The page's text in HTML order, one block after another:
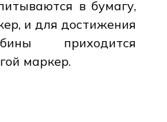
в бумагу,
и для достижения
приходится
маркер.